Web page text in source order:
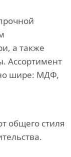
а также
Ассортимент
шире: МДФ,
общего стиля